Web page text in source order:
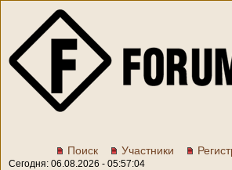
Поиск Участники
Сегодня: 06.08.2026 - 05:57:04